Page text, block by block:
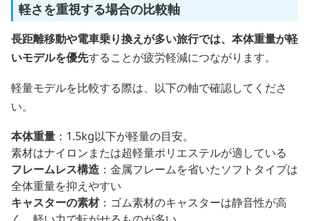
軽さを重視する場合の比較軸
長距離移動や電車乗り換えが多い旅行では、本体重量が軽
いモデルを優先することが疲労軽減につながります。
軽量モデルを比較する際は、以下の軸で確認してくださ
い。
本体重量 ：1.5kg以下が軽量の目安。
素材はナイロンまたは超軽量ポリエステルが適している
フレームレス構造 ：金属フレームを省いたソフトタイプは
全体重量を抑えやすい
キャスターの素材：ゴム素材のキャスターは静音性が高